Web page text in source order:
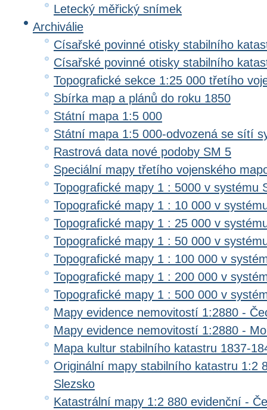
Letecký měřický snímek
Archiválie
Císařské povinné otisky stabilního
Císařské povinné otisky stabilního
Topografické sekce 1:25 000 třetího
Sbírka map a plánů do roku 1850
Státní mapa 1:5 000
Státní mapa 1:5 000-odvozená se sítí
Rastrová data nové podoby SM 5
Speciální mapy třetího vojenského
Topografické mapy 1 : 5000 v systému
Topografické mapy 1 : 10 000 v
Topografické mapy 1 : 25 000 v
Topografické mapy 1 : 50 000 v
Topografické mapy 1 : 100 000 v
Topografické mapy 1 : 200 000 v
Topografické mapy 1 : 500 000 v
Mapy evidence nemovitostí 1:2880 -
Mapy evidence nemovitostí 1:2880 -
Mapa kultur stabilního katastru 1837-
Originální mapy stabilního katastru 1:2
Slezsko
Katastrální mapy 1:2 880 evidenční -